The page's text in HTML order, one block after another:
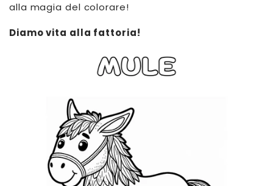
alla magia del colorare!
Diamo vita alla fattoria!